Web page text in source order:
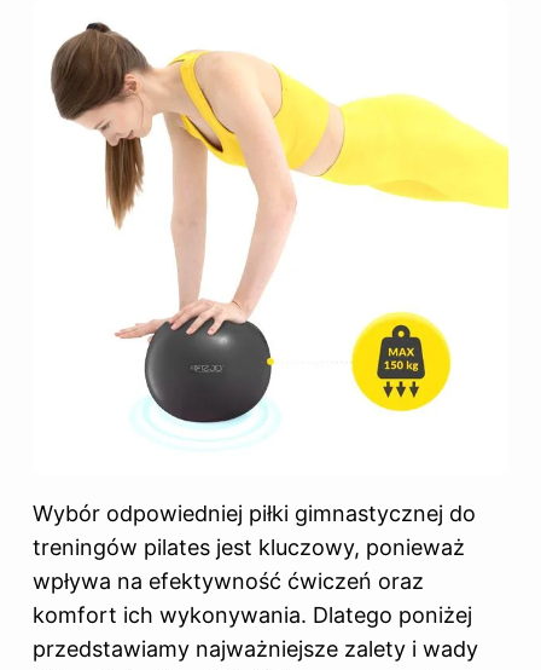
Wybór odpowiedniej piłki gimnastycznej do
treningów pilates jest kluczowy, ponieważ
wpływa na efektywność ćwiczeń oraz
komfort ich wykonywania. Dlatego poniżej
przedstawiamy najważniejsze zalety i wady